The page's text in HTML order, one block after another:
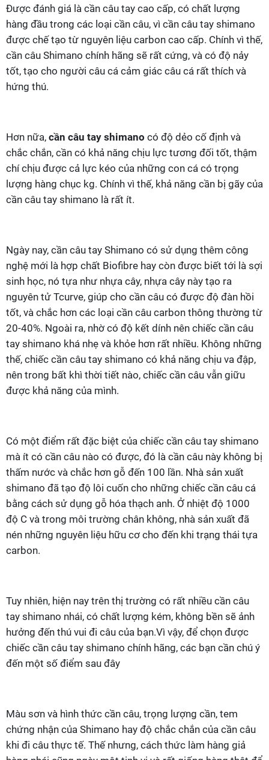
Được đánh giá là cần câu tay cao cấp, có chất lượng
hàng đầu trong các loại cần câu, vì cần câu tay shimano
được chế tạo từ nguyên liệu carbon cao cấp. Chính vì thế,
cần câu Shimano chính hãng sẽ rất cứng, và có độ nảy
tốt, tạo cho người câu cá cảm giác câu cá rất thích và
hứng thú.
Hơn nữa, cần câu tay shimano có độ dẻo cố định và
chắc chắn, cần có khả năng chịu lực tương đối tốt, thậm
chí chịu được cả lực kéo của những con cá có trọng
lượng hàng chục kg. Chính vì thế, khả năng cần bị gãy của
cần câu tay shimano là rất ít.
Ngày nay, cần câu tay Shimano có sử dụng thêm công
nghệ mới là hợp chất Biofibre hay còn được biết tới là sợi
sinh học, nó tựa như nhựa cây, nhựa cây này tạo ra
nguyên tử Tcurve, giúp cho cần câu có được độ đàn hồi
tốt, và chắc hơn các loại cần câu carbon thông thường từ
20-40%. Ngoài ra, nhờ có độ kết dính nên chiếc cần câu
tay shimano khá nhẹ và khỏe hơn rất nhiều. Không những
thế, chiếc cần câu tay shimano có khả năng chịu va đập,
nên trong bất khì thời tiết nào, chiếc cần câu vẫn giữu
được khả năng của mình.
Có một điểm rất đặc biệt của chiếc cần câu tay shimano
mà ít có cần câu nào có được, đó là cần câu này không bị
thấm nước và chắc hơn gỗ đến 100 lần. Nhà sản xuất
shimano đã tạo độ lôi cuốn cho những chiếc cần câu cá
bằng cách sử dụng gỗ hóa thạch anh. Ở nhiệt độ 1000
độ C và trong môi trường chân không, nhà sản xuất đã
nén những nguyên liệu hữu cơ cho đến khi trạng thái tựa
carbon.
Tuy nhiên, hiện nay trên thị trường có rất nhiều cần câu
tay shimano nhái, có chất lượng kém, không bền sẽ ảnh
hưởng đến thú vui đi câu của bạn.Vì vậy, để chọn được
chiếc cần câu tay shimano chính hãng, các bạn cần chú ý
đến một số điểm sau đây
Màu sơn và hình thức cần câu, trọng lượng cần, tem
chứng nhận của Shimano hay độ chắc chắn của cần câu
khi đi câu thực tế. Thế nhưng, cách thức làm hàng giả